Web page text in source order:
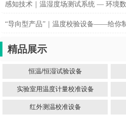
感知技术｜温湿度场测试系统 — 环境
“导向型产品”｜温度校验设备——给你
精品展示
恒温/恒湿试验设备
实验室用温度计量校准设备
红外测温校准设备